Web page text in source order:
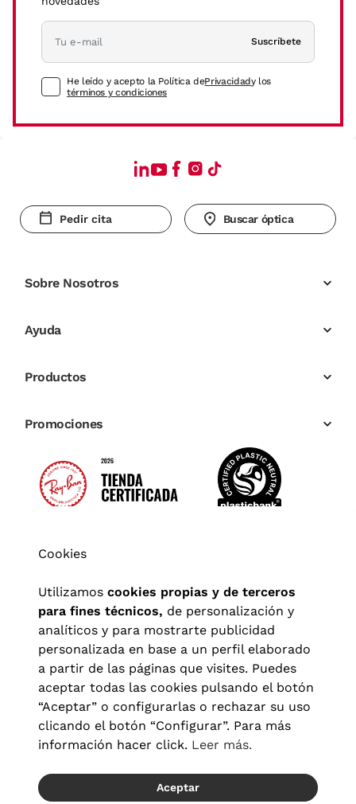
Suscríbete
He leído y acepto la Política dePrivacidady los
términos y condiciones
Pedir cita Buscar óptica
Sobre Nosotros
Ayuda
Productos
Promociones
Aviso legal| Política de privacidad Términos y condiciones
Política de cookies|Configuración de cookies
© 2026 Visionlab España
Cookies
Utilizamos cookies propias y de terceros
para fines técnicos, de personalización y
analíticos y para mostrarte publicidad
personalizada en base a un perfil elaborado
a partir de las páginas que visites. Puedes
aceptar todas las cookies pulsando el botón
“Aceptar” o configurarlas o rechazar su uso
clicando el botón “Configurar”. Para más
información hacer click. Leer más.
Aceptar